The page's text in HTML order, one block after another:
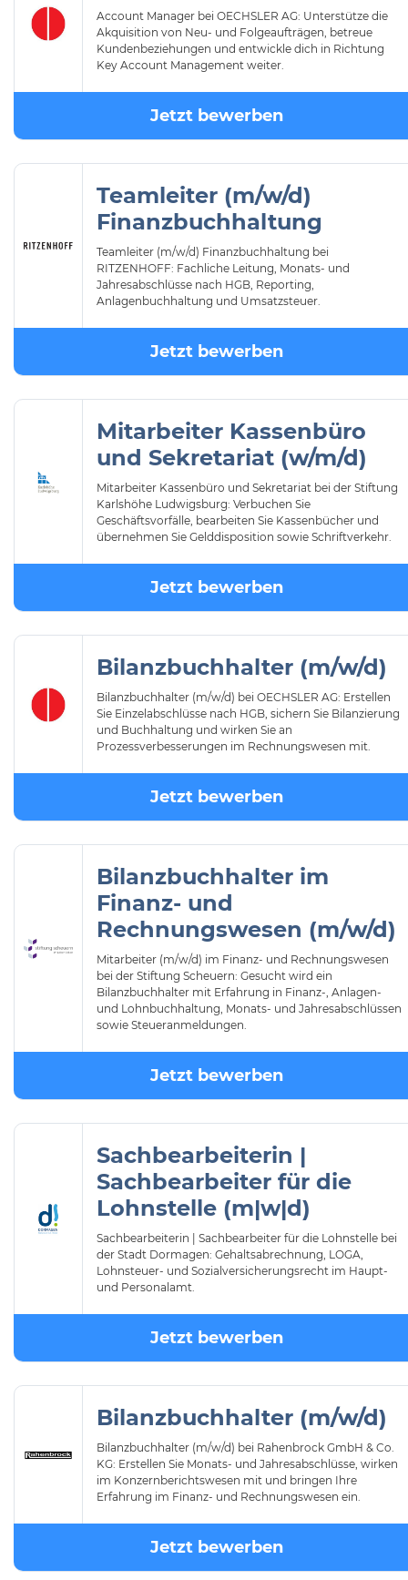
Account Manager bei OECHSLER AG: Unterstütze die
Akquisition von Neu- und Folgeaufträgen, betreue
Kundenbeziehungen und entwickle dich in Richtung
Key Account Management weiter.
Jetzt bewerben
Teamleiter (m/w/d)
Finanzbuchhaltung
Teamleiter (m/w/d) Finanzbuchhaltung bei
RITZENHOFF: Fachliche Leitung, Monats- und
Jahresabschlüsse nach HGB, Reporting,
Anlagenbuchhaltung und Umsatzsteuer.
Jetzt bewerben
Mitarbeiter Kassenbüro
und Sekretariat (w/m/d)
Mitarbeiter Kassenbüro und Sekretariat bei der Stiftung
Karlshöhe Ludwigsburg: Verbuchen Sie
Geschäftsvorfälle, bearbeiten Sie Kassenbücher und
übernehmen Sie Gelddisposition sowie Schriftverkehr.
Jetzt bewerben
Bilanzbuchhalter (m/w/d)
Bilanzbuchhalter (m/w/d) bei OECHSLER AG: Erstellen
Sie Einzelabschlüsse nach HGB, sichern Sie Bilanzierung
und Buchhaltung und wirken Sie an
Prozessverbesserungen im Rechnungswesen mit.
Jetzt bewerben
Bilanzbuchhalter im
Finanz- und
Rechnungswesen (m/w/d)
Mitarbeiter (m/w/d) im Finanz- und Rechnungswesen
bei der Stiftung Scheuern: Gesucht wird ein
Bilanzbuchhalter mit Erfahrung in Finanz-, Anlagen-
und Lohnbuchhaltung, Monats- und Jahresabschlüssen
sowie Steueranmeldungen.
Jetzt bewerben
Sachbearbeiterin |
Sachbearbeiter für die
Lohnstelle (m|w|d)
Sachbearbeiterin | Sachbearbeiter für die Lohnstelle bei
der Stadt Dormagen: Gehaltsabrechnung, LOGA,
Lohnsteuer- und Sozialversicherungsrecht im Haupt-
und Personalamt.
Jetzt bewerben
Bilanzbuchhalter (m/w/d)
Bilanzbuchhalter (m/w/d) bei Rahenbrock GmbH & Co.
KG: Erstellen Sie Monats- und Jahresabschlüsse, wirken
im Konzernberichtswesen mit und bringen Ihre
Erfahrung im Finanz- und Rechnungswesen ein.
Jetzt bewerben